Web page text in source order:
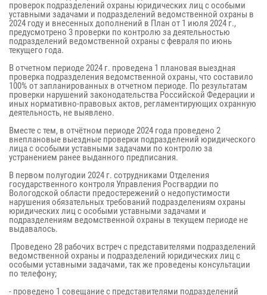
проверок подразделений охраны юридических лиц с особыми
уставными задачами и подразделений ведомственной охраны в
2024 году и внесенных дополнений в План от 1 июля 2024 г.,
предусмотрено 3 проверки по контролю за деятельностью
подразделений ведомственной охраны с февраля по июнь
текущего года.
В отчетном периоде 2024 г. проведена 1 плановая выездная
проверка подразделения ведомственной охраны, что составило
100% от запланированных в отчетном периоде. По результатам
проверки нарушений законодательства Российской Федерации и
иных нормативно-правовых актов, регламентирующих охранную
деятельность, не выявлено.
Вместе с тем, в отчётном периоде 2024 года проведено 2
внеплановые выездные проверки подразделений юридического
лица с особыми уставными задачами по контролю за
устранением ранее выданного предписания.
В первом полугодии 2024 г. сотрудниками Отделения
государственного контроля Управления Росгвардии по
Вологодской области предостережений о недопустимости
нарушения обязательных требований подразделениям охраны
юридических лиц с особыми уставными задачами и
подразделениям ведомственной охраны в текущем периоде не
выдавалось.
Проведено 28 рабочих встреч с представителями подразделений
ведомственной охраны и подразделений юридических лиц с
особыми уставными задачами, так же проведены консультации
по телефону;
- проведено 1 совещание с представителями подразделений